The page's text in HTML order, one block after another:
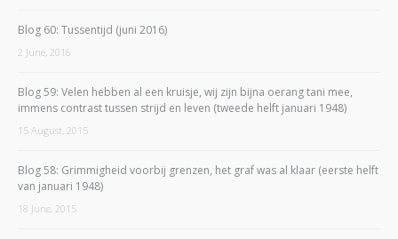
Blog 60: Tussentijd (juni 2016)
2 June, 2016
Blog 59: Velen hebben al een kruisje, wij zijn bijna oerang tani mee,
immens contrast tussen strijd en leven (tweede helft januari 1948)
15 August, 2015
Blog 58: Grimmigheid voorbij grenzen, het graf was al klaar (eerste helft
van januari 1948)
18 June, 2015